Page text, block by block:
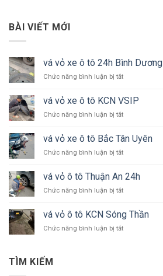
BÀI VIẾT MỚI
vá vỏ xe ô tô 24h Bình Dương
Chức năng bình luận bị tắtở
vỏ
xe
ô
24h
Dương
vá vỏ xe ô tô KCN VSIP
Chức năng bình luận bị tắtở
vỏ
xe
ô
KCN
vá vỏ xe ô tô Bắc Tân Uyên
Chức năng bình luận bị tắtở
vỏ
xe
ô
Bắc
Tân
Uyên
vá vỏ ô tô Thuận An 24h
Chức năng bình luận bị tắtở
ô
tô
vá vỏ ô tô KCN Sóng Thần
Chức năng bình luận bị tắtở
TÌM KIẾM